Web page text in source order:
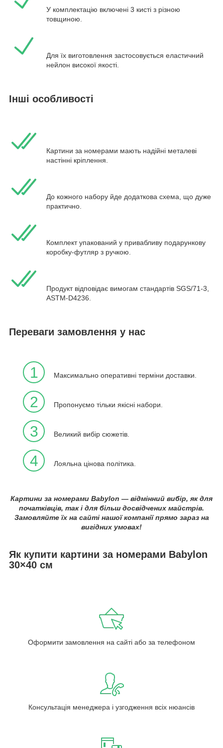
У комплектацію включені 3 кисті з різною
товщиною.
Для їх виготовлення застосовується еластичний
нейлон високої якості.
Інші особливості
Картини за номерами мають надійні металеві
настінні кріплення.
До кожного набору йде додаткова схема, що дуже
практично.
Комплект упакований у привабливу подарункову
коробку-футляр з ручкою.
Продукт відповідає вимогам стандартів SGS/71-3,
ASTM-D4236.
Переваги замовлення у нас
1 Максимально оперативні терміни доставки.
2 Пропонуємо тільки якісні набори.
3 Великий вибір сюжетів.
4 Лояльна цінова політика.
Картини за номерами Babylon — відмінний вибір, як для
початківців, так і для більш досвідчених майстрів.
Замовляйте їх на сайті нашої компанії прямо зараз на
вигідних умовах!
Як купити картини за номерами Babylon
30×40 см
Оформити замовлення на сайті або за телефоном
Консультація менеджера і узгодження всіх нюансів